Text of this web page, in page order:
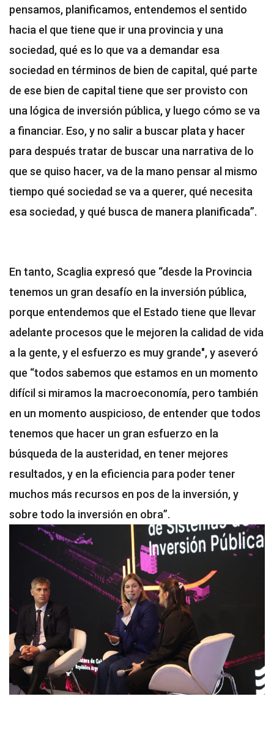
pensamos, planificamos, entendemos el sentido
hacia el que tiene que ir una provincia y una
sociedad, qué es lo que va a demandar esa
sociedad en términos de bien de capital, qué parte
de ese bien de capital tiene que ser provisto con
una lógica de inversión pública, y luego cómo se va
a financiar. Eso, y no salir a buscar plata y hacer
para después tratar de buscar una narrativa de lo
que se quiso hacer, va de la mano pensar al mismo
tiempo qué sociedad se va a querer, qué necesita
esa sociedad, y qué busca de manera planificada”.
En tanto, Scaglia expresó que “desde la Provincia
tenemos un gran desafío en la inversión pública,
porque entendemos que el Estado tiene que llevar
adelante procesos que le mejoren la calidad de vida
a la gente, y el esfuerzo es muy grande", y aseveró
que “todos sabemos que estamos en un momento
difícil si miramos la macroeconomía, pero también
en un momento auspicioso, de entender que todos
tenemos que hacer un gran esfuerzo en la
búsqueda de la austeridad, en tener mejores
resultados, y en la eficiencia para poder tener
muchos más recursos en pos de la inversión, y
sobre todo la inversión en obra”.